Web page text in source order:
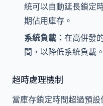
統可以自動延長鎖定
期佔用庫存。
系統負載： 在高併發
間，以降低系統負載。
超時處理機制
當庫存鎖定時間超過預